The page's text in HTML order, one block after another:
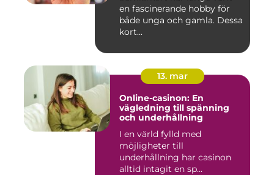
en fascinerande hobby för
både unga och gamla. Dessa
kort...
13. mar
Online-casinon: En
vägledning till spänning
och underhållning
I en värld fylld med
möjligheter till
underhållning har casinon
alltid intagit en sp...